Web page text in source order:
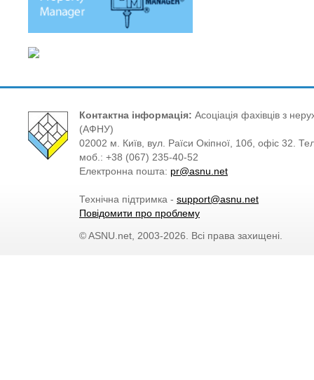
Контактна інформація: Асоціація фахівців з
(АФНУ)
02002 м. Київ, вул. Раїси Окіпної, 10б, офіс 32.
моб.: +38 (067) 235-40-52
Електронна пошта: pr@asnu.net
Технічна підтримка - support@asnu.net
Повідомити про проблему
© ASNU.net, 2003-2026. Всі права захищені.